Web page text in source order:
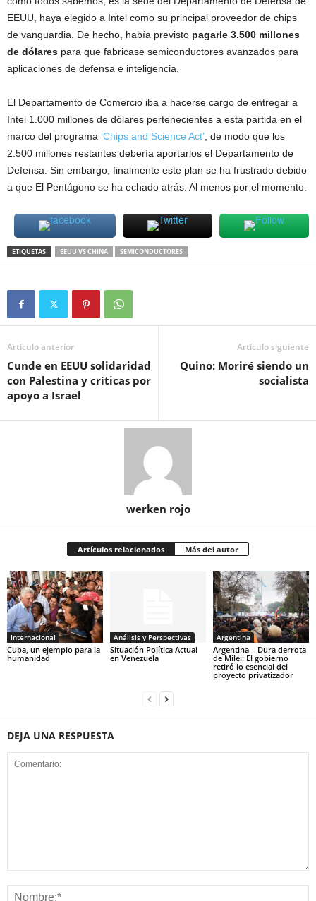
EEUU, haya elegido a Intel como su principal proveedor de chips
de vanguardia. De hecho, había previsto pagarle 3.500 millones
de dólares para que fabricase semiconductores avanzados para
aplicaciones de defensa e inteligencia.
El Departamento de Comercio iba a hacerse cargo de entregar a
Intel 1.000 millones de dólares pertenecientes a esta partida en el
marco del programa ‘Chips and Science Act’ , de modo que los
2.500 millones restantes debería aportarlos el Departamento de
Defensa. Sin embargo, finalmente este plan se ha frustrado debido
a que El Pentágono se ha echado atrás. Al menos por el momento.
ETIQUETAS EEUU VS CHINA SEMICONDUCTORES
Artículo anterior
Cunde en EEUU solidaridad
con Palestina y críticas por
apoyo a Israel
Artículo siguiente
Quino: Moriré siendo un
socialista
werken rojo
Artículos relacionados Más del autor
Internacional
Cuba, un ejemplo para la
humanidad
Análisis y Perspectivas
Situación Política Actual
en Venezuela
Argentina
Argentina – Dura derrota
de Milei: El gobierno
retiró lo esencial del
proyecto privatizador
DEJA UNA RESPUESTA